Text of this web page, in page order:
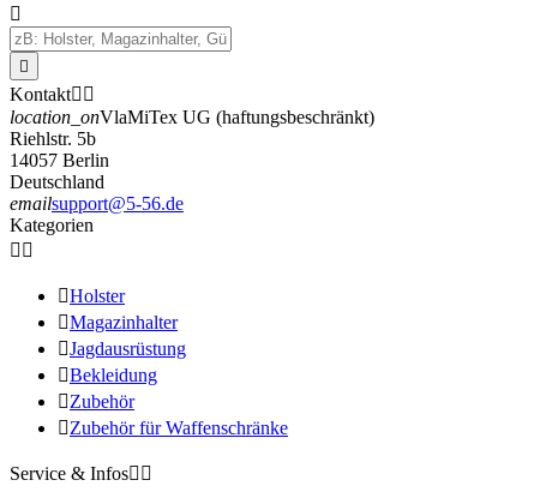


Kontakt 
location_onVlaMiTex UG (haftungsbeschränkt)
Riehlstr. 5b
14057 Berlin
Deutschland
emailsupport@5-56.de
Kategorien
 
Holster
Magazinhalter
Jagdausrüstung
Bekleidung
Zubehör
Zubehör für Waffenschränke
Service & Infos 